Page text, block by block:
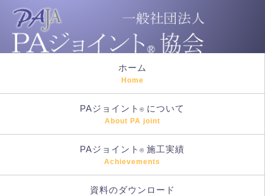
ホーム
Home
PAジョイント ® について
About PA joint
PAジョイント ® 施工実績
Achievements
資料のダウンロード